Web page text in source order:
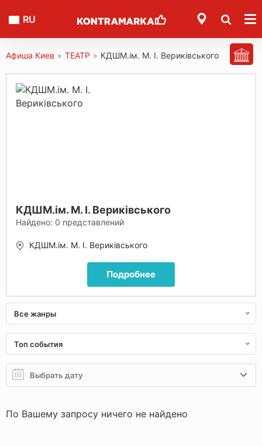
RU
Афиша Киев » ТЕАТР » КДШМ.ім. М. І. Вериківського
КДШМ.ім. М. І. Вериківського
Найдено: 0 представлений
КДШМ.ім. М. І. Вериківського
Подробнее
Все жанры
Топ события
По Вашему запросу ничего не найдено